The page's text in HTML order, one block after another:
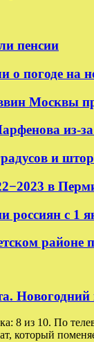
пенсии
о погоде на
Москвы
из-
и
в
россиян с 1
районе
8 из 10. По
который